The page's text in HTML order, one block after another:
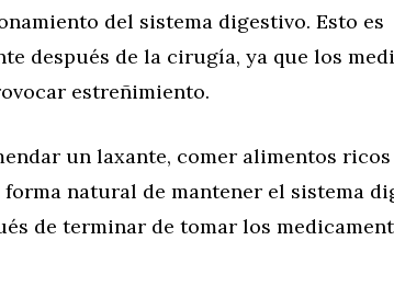
del sistema digestivo. Esto es
después de la cirugía, ya que los
estreñimiento.
un laxante, comer alimentos
natural de mantener el sistema
de terminar de tomar los